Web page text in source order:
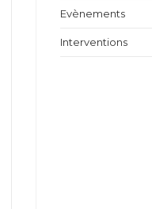
Evènements
Interventions